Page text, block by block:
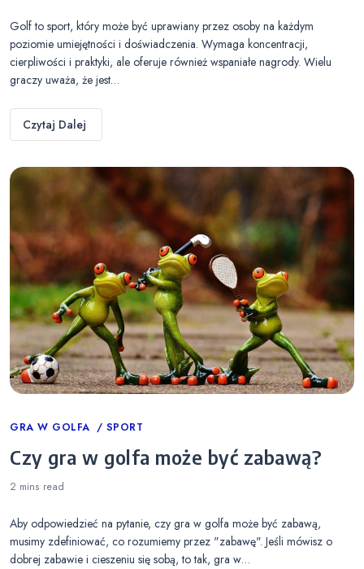
Golf to sport, który może być uprawiany przez osoby na każdym
poziomie umiejętności i doświadczenia. Wymaga koncentracji,
cierpliwości i praktyki, ale oferuje również wspaniałe nagrody. Wielu
graczy uważa, że jest…
Czytaj Dalej
Categories
GRA W GOLFA SPORT
Czy gra w golfa może być zabawą?
2 mins read
Aby odpowiedzieć na pytanie, czy gra w golfa może być zabawą,
musimy zdefiniować, co rozumiemy przez "zabawę". Jeśli mówisz o
dobrej zabawie i cieszeniu się sobą, to tak, gra w…